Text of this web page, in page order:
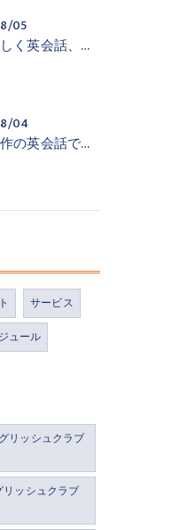
05
幼児も楽しく英会話、羽村市小作の英会話教室
04
羽村市小作の英会話で声を出す練習を
サービス
ュール
リッシュクラブ
ッシュクラブ